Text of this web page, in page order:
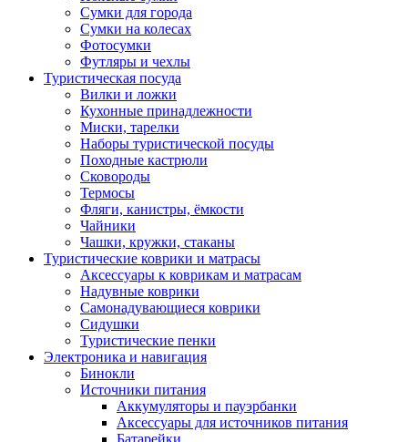
Сумки для города
Сумки на колесах
Фотосумки
Футляры и чехлы
Туристическая посуда
Вилки и ложки
Кухонные принадлежности
Миски, тарелки
Наборы туристической посуды
Походные кастрюли
Сковороды
Термосы
Фляги, канистры, ёмкости
Чайники
Чашки, кружки, стаканы
Туристические коврики и матрасы
Аксессуары к коврикам и матрасам
Надувные коврики
Самонадувающиеся коврики
Сидушки
Туристические пенки
Электроника и навигация
Бинокли
Источники питания
Аккумуляторы и пауэрбанки
Аксессуары для источников питания
Батарейки